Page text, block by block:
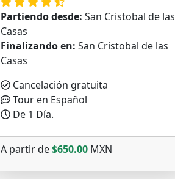
Partiendo desde: San Cristobal de las
Casas
Finalizando en: San Cristobal de las
Casas
Cancelación gratuita
Tour en Español
De 1 Día.
A partir de$650.00 MXN